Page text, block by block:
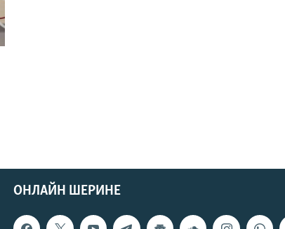
ОНЛАЙН ШЕРИНЕ